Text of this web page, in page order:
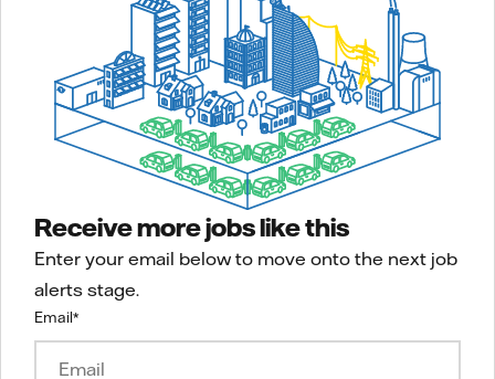
Receive more jobs like this
Enter your email below to move onto the next job
alerts stage.
Email*